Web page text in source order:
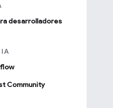
desarrolladores
Community